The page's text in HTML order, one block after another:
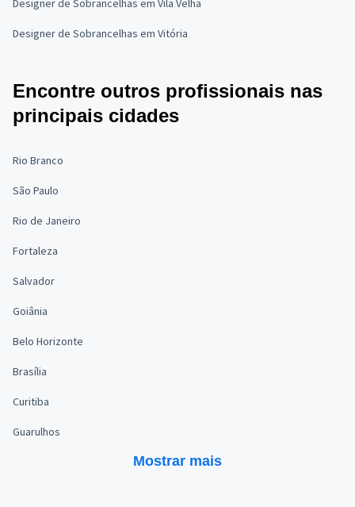
Designer de Sobrancelhas em Vila Velha
Designer de Sobrancelhas em Vitória
Encontre outros profissionais nas
principais cidades
Rio Branco
São Paulo
Rio de Janeiro
Fortaleza
Salvador
Goiânia
Belo Horizonte
Brasília
Curitiba
Guarulhos
Mostrar mais